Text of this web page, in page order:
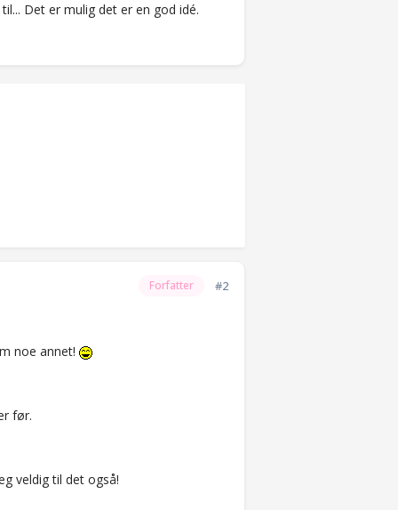
Det er mulig det er en god idé.
Forfatter #2
noe annet!
før.
veldig til det også!